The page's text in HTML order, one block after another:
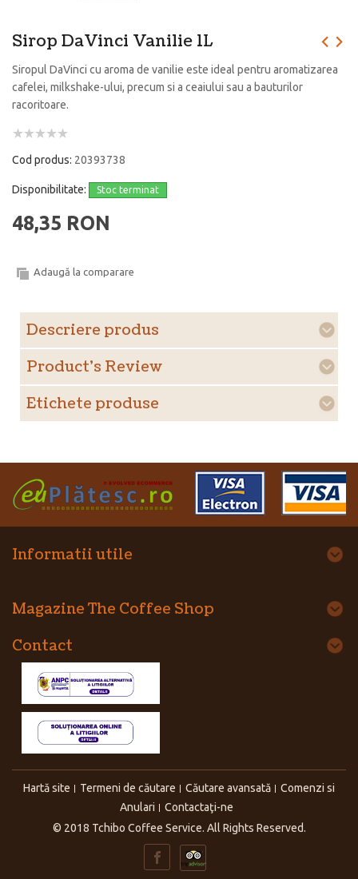
Sirop DaVinci Vanilie 1L
Siropul DaVinci cu aroma de vanilie este ideal pentru aromatizarea
cafelei, milkshake-ului, precum si a ceaiului sau a bauturilor
racoritoare.
Cod produs: 20393738
Disponibilitate: Stoc terminat
48,35 RON
Adaugă la comparare
Descriere produs
Product's Review
Etichete produse
Informatii utile
Magazine The Coffee Shop
Contact
Hartă site Termeni de căutare Căutare avansată
Comenzi si
Anulari
Contactaţi-ne
© 2018 Tchibo Coffee Service. All Rights Reserved.